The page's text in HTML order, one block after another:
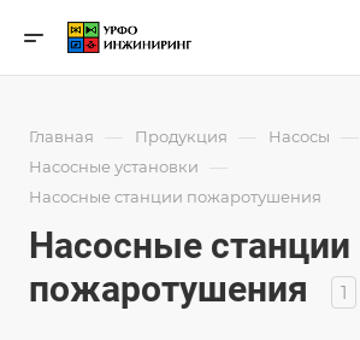
Главная — Продукция — Насосы —
Насосные установки —
Насосные станции пожаротушения
Насосные станции
пожаротушения
1